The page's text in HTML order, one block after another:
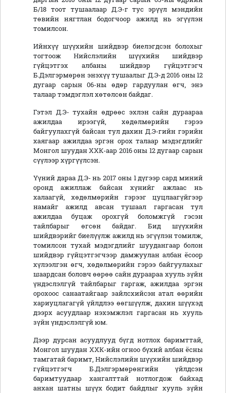
Б/18 тоот тушаалаар Д.Э-г тус эрүүл мэндийн
төвийн нягтлан бодогчоор ажилд нь эгүүлэн
томилсон.
Ийнхүү шүүхийн шийдвэр биелэгдсэн болохыг
тогтоож Нийслэлийн шүүхийн шийдвэр
гүйцэтгэх албаны шийдвэр гүйцэтгэгч
Б.Дэлгэрмөрөн энэхүү тушаалыг Д.Э-д 2016 оны 12
дугаар сарын 06-ны өдөр гардуулан өгч, энэ
талаар тэмдэглэл хөтөлсөн байдаг.
Гэтэл Д.Э- тухайн өдрөөс эхлэн сайн дураараа
ажилдаа ирээгүй, хөдөлмөрийн гэрээ
байгуулахгүй байсан тул дахин Д.Э-гийн гэрийн
хаягаар ажилдаа эргэн орох талаар мэдэгдлийг
Монгол шуудан ХХК-аар 2016 оны 12 дугаар сарын
сүүлээр хүргүүлсэн.
Үүний дараа Д.Э- нь 2017 оны 1 дүгээр сард миний
оронд ажиллаж байсан хүнийг ажлаас нь
халаагүй, хөдөлмөрийн гэрээг цуцлаагүйгээр
намайг ажилд авсан тушаал гаргасан тул
ажилдаа буцаж орохгүй боломжгүй гэсэн
тайлбарыг өгсөн байдаг. Бид шүүхийн
шийдвэрийг биелүүлж ажилд нь эгүүлэн томилж,
томилсон тухай мэдэгдлийг шуудангаар болон
шийдвэр гүйцэтгэгчээр дамжуулан албан ёсоор
хүлээлгэн өгч, хөдөлмөрийн гэрээ байгуулахыг
шаардсан боловч өөрөө сайн дураараа хууль зүйн
үндэслэлгүй тайлбарыг гаргаж, ажилдаа эргэн
орохоос санаатайгаар зайлсхийсэн атал өөрийн
хариуцлагагүй үйлдлээ өөгшүүлж, дахин шүүхэд
дээрх асуудлаар нэхэмжлэл гаргасан нь хууль
зүйн үндэслэлгүй юм.
Дээр дурсан асуудлууд бүгд нотлох баримттай,
Монгол шуудан ХХК-ийн огноо бүхий албан ёсны
тамгатай баримт, Нийслэлийн шүүхийн шийдвэр
гүйцэтгэгч Б.Дэлгэрмөрөнгийн үйлдсэн
баримтуудаар хангалттай нотлогдож байхад
анхан шатны шүүх бодит байдлыг хууль зүйн